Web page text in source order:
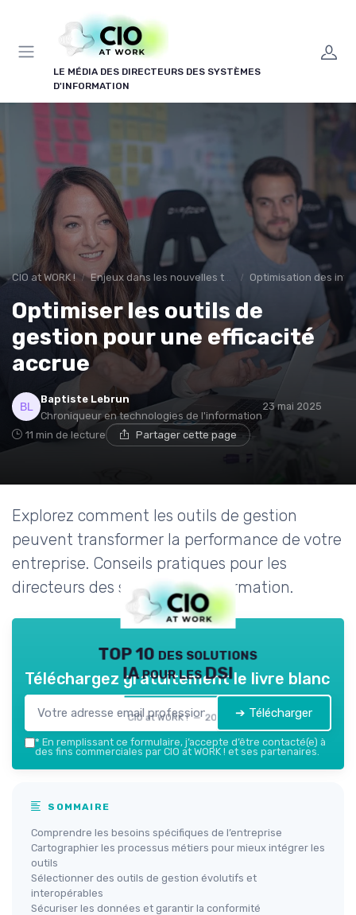
LE MÉDIA DES DIRECTEURS DES SYSTÈMES
D'INFORMATION
CIO at WORK ! Enjeux dans les nouvelles technologies Optimisation des
Optimiser les outils de
gestion pour une efficacité
accrue
Baptiste Lebrun
Chroniqueur en technologies de l'information
23 mai 2025
11 min de lecture Partager cette page
Explorez comment les outils de gestion
peuvent transformer la performance de votre
entreprise. Conseils pratiques pour les
directeurs des systèmes d'information.
TOP 10 des solutions
IA pour les DSI
CIO at WORK ! — 2026
Téléchargez gratuitement le livre blanc
➔ Télécharger
* En remplissant ce formulaire, j’accepte d’être contacté(e) à
des fins commerciales par CIO at WORK ! et ses partenaires.
SOMMAIRE
Comprendre les besoins spécifiques de l’entreprise
Cartographier les processus métiers pour mieux intégrer les
outils
Sélectionner des outils de gestion évolutifs et
interopérables
Sécuriser les données et garantir la conformité